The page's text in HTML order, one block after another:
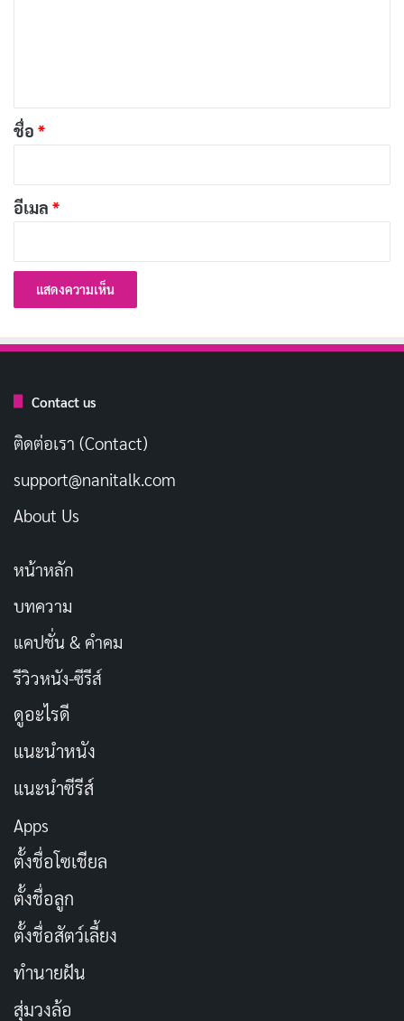
สารออกฤทธิ์สำคัญในกระเทียม
ไดซัลไฟด์: จะช่วยควบคุมระดับโคเลสเตอรอล และ
ไขมันในเลือด
อักเสบ
อัลลิอิน: เป็นสารปฏิชีวนะ
กำมะถัน
เดียวกับหัวหอม ซึ่งแต่ละหัวจะประกอบด้วย 6-10 กลีบ
นิยมนำมาใช้เป็นเครื่องปรุงประกอบอาหาร กระเทียมเป็น
กำมะถันหรือซัลเฟอร์ในปริมาณมาก นอกจากนี้กระเทียม
ประกอบไปด้วยสารอาหารอื่น ๆ อีกมากมาย เช่น อาร์จีนีน
(Arginine) โอลิโกแซ็คคาไรด์ (Oligosaccharides) ฟลาโว
นอยด์ (Flavoniods) และซีลีเนียม (Selenium) ซึ่งล้วนเป็น
สารอาหารที่มีประโยชน์ต่อร่างกาย
ทั้งนี้ข้อพิสูจน์หรือหลักฐานทางการแพทย์มีมากน้อยเพียง
ของการรับประทานกระเทียมที่มีบทบาทหรือส่วนช่วยใน
การรักษาโรคเหล่านี้
ประโยชน์ของกระเทียม
*
ชื่อ *
อีเมล *
Contact us
ติดต่อเรา (Contact)
support@nanitalk.com
About Us
หน้าหลัก
บทความ
แคปชั่น & คำคม
รีวิวหนัง-ซีรีส์
ดูอะไรดี
แนะนำหนัง
แนะนำซีรีส์
Apps
ตั้งชื่อโซเชียล
ตั้งชื่อลูก
ตั้งชื่อสัตว์เลี้ยง
ทำนายฝัน
สุ่มวงล้อ